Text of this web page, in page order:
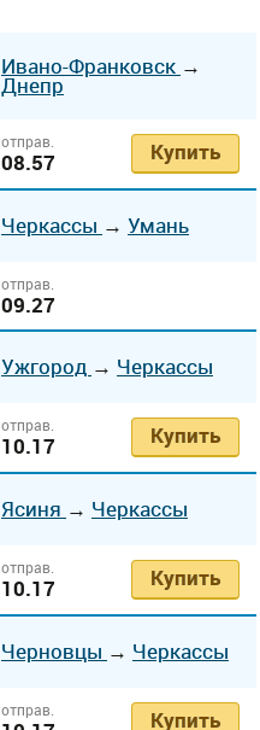
Ивано-Франковск →
Днепр
отправ.
08.57 Купить
Черкассы → Умань
отправ.
09.27
Ужгород → Черкассы
отправ.
10.17 Купить
Ясиня → Черкассы
отправ.
10.17 Купить
Черновцы → Черкассы
отправ. Купить